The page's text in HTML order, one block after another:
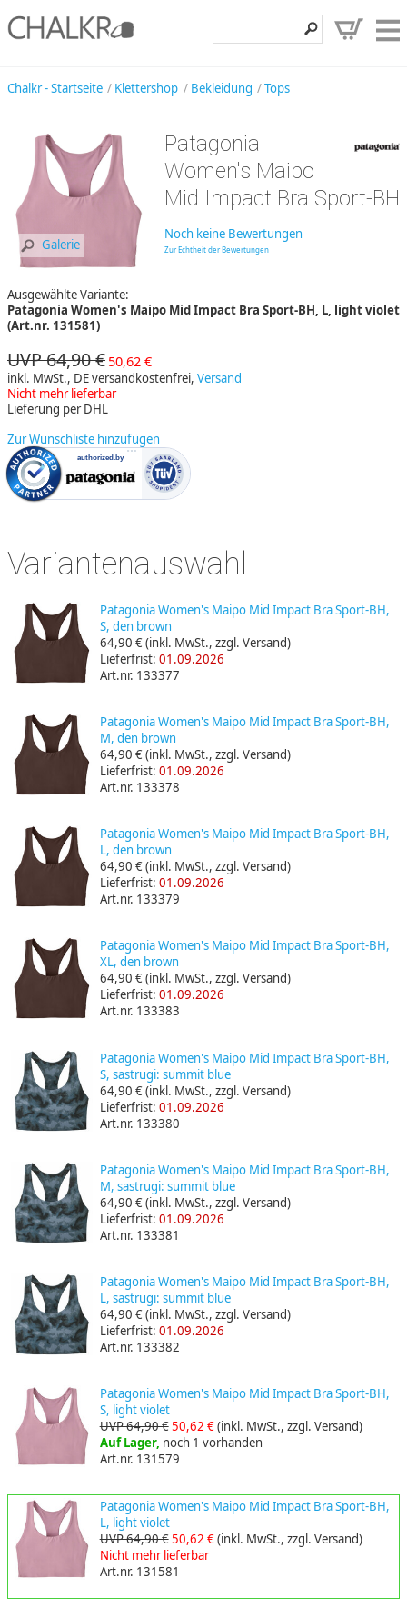
Entdecken
Angebote
Hilfe, Kontakt
Chalkr - Startseite Klettershop Bekleidung Tops
Galerie
Patagonia
Women's Maipo
Mid Impact Bra Sport-BH
Noch keine Bewertungen
Zur Echtheit der Bewertungen
Ausgewählte Variante:
Patagonia Women's Maipo Mid Impact Bra Sport-BH, L, light violet
(Art.nr. 131581)
UVP 64,90 € 50,62 €
inkl. MwSt., DE versandkostenfrei, Versand
Nicht mehr lieferbar
Lieferung per DHL
Zur Wunschliste hinzufügen
Variantenauswahl
Patagonia Women's Maipo Mid Impact Bra Sport-BH,
S, den brown
64,90 €(inkl. MwSt., zzgl. Versand)
Lieferfrist: 01.09.2026
Art.nr. 133377
Patagonia Women's Maipo Mid Impact Bra Sport-BH,
M, den brown
64,90 €(inkl. MwSt., zzgl. Versand)
Lieferfrist: 01.09.2026
Art.nr. 133378
Patagonia Women's Maipo Mid Impact Bra Sport-BH,
L, den brown
64,90 €(inkl. MwSt., zzgl. Versand)
Lieferfrist: 01.09.2026
Art.nr. 133379
Patagonia Women's Maipo Mid Impact Bra Sport-BH,
XL, den brown
64,90 €(inkl. MwSt., zzgl. Versand)
Lieferfrist: 01.09.2026
Art.nr. 133383
Patagonia Women's Maipo Mid Impact Bra Sport-BH,
S, sastrugi: summit blue
64,90 €(inkl. MwSt., zzgl. Versand)
Lieferfrist: 01.09.2026
Art.nr. 133380
Patagonia Women's Maipo Mid Impact Bra Sport-BH,
M, sastrugi: summit blue
64,90 €(inkl. MwSt., zzgl. Versand)
Lieferfrist: 01.09.2026
Art.nr. 133381
Patagonia Women's Maipo Mid Impact Bra Sport-BH,
L, sastrugi: summit blue
64,90 €(inkl. MwSt., zzgl. Versand)
Lieferfrist: 01.09.2026
Art.nr. 133382
Patagonia Women's Maipo Mid Impact Bra Sport-BH,
S, light violet
UVP 64,90 €50,62 €(inkl. MwSt., zzgl. Versand)
Auf Lager, noch 1 vorhanden
Art.nr. 131579
Patagonia Women's Maipo Mid Impact Bra Sport-BH,
L, light violet
UVP 64,90 €50,62 €(inkl. MwSt., zzgl. Versand)
Nicht mehr lieferbar
Art.nr. 131581